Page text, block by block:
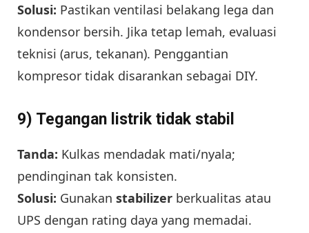
Solusi: Pastikan ventilasi belakang lega dan
kondensor bersih. Jika tetap lemah, evaluasi
teknisi (arus, tekanan). Penggantian
kompresor tidak disarankan sebagai DIY.
9) Tegangan listrik tidak stabil
Tanda: Kulkas mendadak mati/nyala;
pendinginan tak konsisten.
Solusi: Gunakan stabilizer berkualitas atau
UPS dengan rating daya yang memadai.